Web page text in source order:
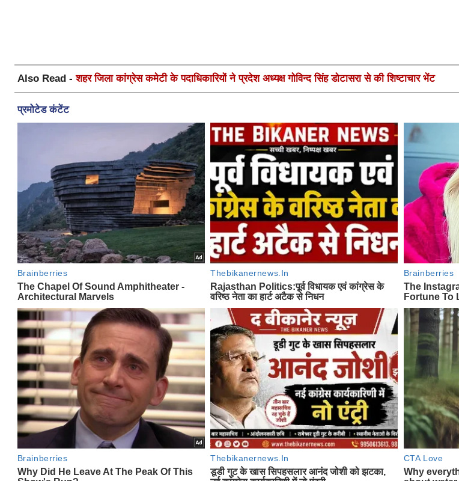
Also Read -शहर जिला कांग्रेस कमेटी के पदाधिकारियों ने प्रदेश अध्यक्ष गोविन्द सिंह डोटासरा से की शिष्टाचार भेंट